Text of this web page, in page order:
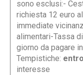
sono esclusi:-
richiesta 12 euro
immediate
alimentari-Tassa
giorno da pagare
Tempistiche:
interesse